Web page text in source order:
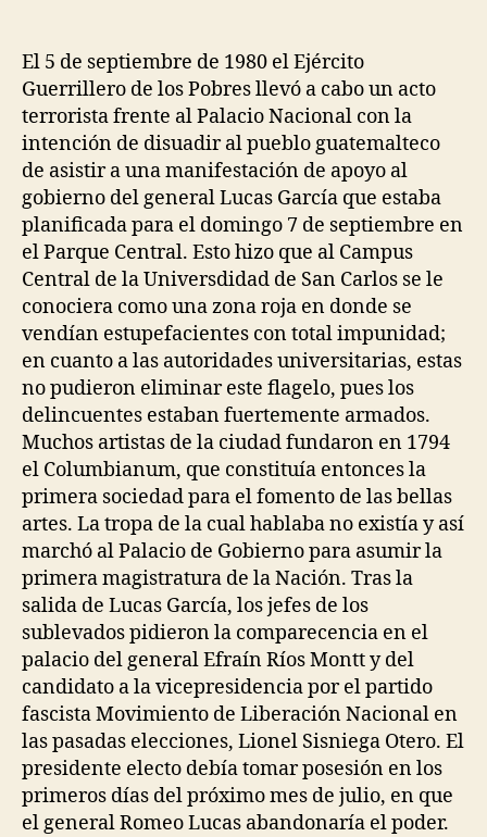
El 5 de septiembre de 1980 el Ejército
Guerrillero de los Pobres llevó a cabo un acto
terrorista frente al Palacio Nacional con la
intención de disuadir al pueblo guatemalteco
de asistir a una manifestación de apoyo al
gobierno del general Lucas García que estaba
planificada para el domingo 7 de septiembre en
el Parque Central. Esto hizo que al Campus
Central de la Universdidad de San Carlos se le
conociera como una zona roja en donde se
vendían estupefacientes con total impunidad;
en cuanto a las autoridades universitarias, estas
no pudieron eliminar este flagelo, pues los
delincuentes estaban fuertemente armados.
Muchos artistas de la ciudad fundaron en 1794
el Columbianum, que constituía entonces la
primera sociedad para el fomento de las bellas
artes. La tropa de la cual hablaba no existía y así
marchó al Palacio de Gobierno para asumir la
primera magistratura de la Nación. Tras la
salida de Lucas García, los jefes de los
sublevados pidieron la comparecencia en el
palacio del general Efraín Ríos Montt y del
candidato a la vicepresidencia por el partido
fascista Movimiento de Liberación Nacional en
las pasadas elecciones, Lionel Sisniega Otero. El
presidente electo debía tomar posesión en los
primeros días del próximo mes de julio, en que
el general Romeo Lucas abandonaría el poder.